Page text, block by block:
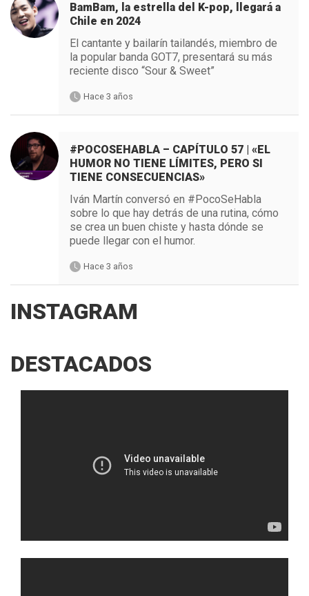
BamBam, la estrella del K-pop, llegará a
Chile en 2024
El cantante y bailarín tailandés, miembro de
la popular banda GOT7, presentará su más
reciente disco “Sour & Sweet”
Hace 3 años
#POCOSEHABLA – CAPÍTULO 57 | «EL
HUMOR NO TIENE LÍMITES, PERO SI
TIENE CONSECUENCIAS»
Iván Martín conversó en #PocoSeHabla
sobre lo que hay detrás de una rutina, cómo
se crea un buen chiste y hasta dónde se
puede llegar con el humor.
Hace 3 años
INSTAGRAM
DESTACADOS